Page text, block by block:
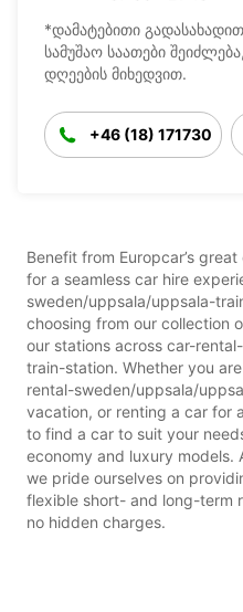
*დამატებითი გადასახადით
სამუშაო საათები
დღეების მიხედვით.
+46 (18) 171730
Benefit from Europcar’s
for a seamless car hire
sweden/uppsala/uppsala-
choosing from our collection
our stations across car-
train-station. Whether you
rental-sweden/uppsala/
vacation, or renting a car for
to find a car to suit your
economy and luxury models.
we pride ourselves on
flexible short- and long-term
no hidden charges.